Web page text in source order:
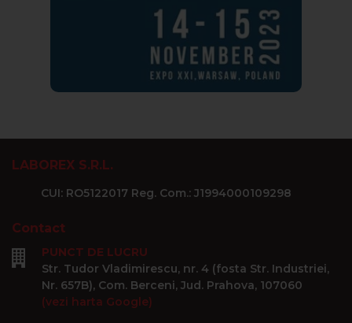
LABOREX S.R.L.
CUI: RO5122017 Reg. Com.: J1994000109298
Contact
PUNCT DE LUCRU
Str. Tudor Vladimirescu, nr. 4 (fosta Str. Industriei,
Nr. 657B), Com. Berceni, Jud. Prahova, 107060
(vezi harta Google)